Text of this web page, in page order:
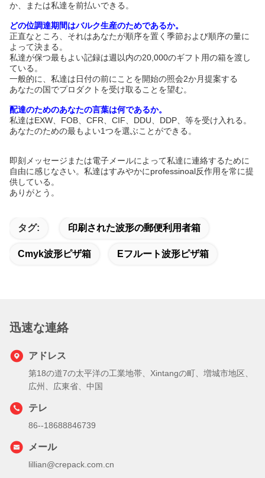
か、または私達を前払いできる。
どの位調達期間はバルク生産のためであるか。
正直なところ、それはあなたが順序を置く季節および順序の量に
よって決まる。
私達が保つ最もよい記録は週以内の20,000のギフト用の箱を渡し
ている。
一般的に、私達は日付の前にことを開始の照会2か月提案する
あなたの国でプロダクトを受け取ることを望む。
配達のためのあなたの言葉は何であるか。
私達はEXW、FOB、CFR、CIF、DDU、DDP、等を受け入れる。
あなたのための最もよい1つを選ぶことができる。
即刻メッセージまたは電子メールによって私達に連絡するために
自由に感じなさい。私達はすみやかにprofessinoal反作用を常に提
供している。
ありがとう。
タグ: 印刷された波形の郵便利用者箱
Cmyk波形ピザ箱 Eフルート波形ピザ箱
迅速な連絡
アドレス
第18の道7の太平洋の工業地帯、Xintangの町、増城市地区、
広州、広東省、中国
テレ
86--18688846739
メール
lillian@crepack.com.cn